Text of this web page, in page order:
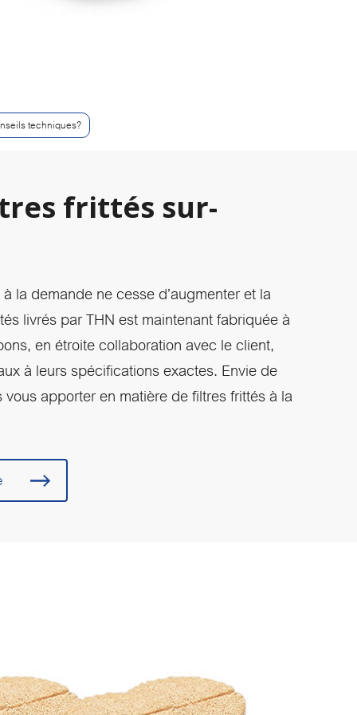
techniques?
frittés sur-
la demande ne cesse d’augmenter et la
livrés par THN est maintenant fabriquée à
en étroite collaboration avec le client,
à leurs spécifications exactes. Envie de
apporter en matière de filtres frittés à la